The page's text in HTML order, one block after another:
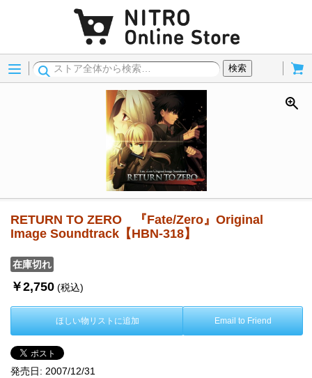
Menu
検索
RETURN TO ZERO 『Fate/Zero』Original
Image Soundtrack【HBN-318】
在庫切れ
￥2,750 (税込)
ほしい物リストに追加 Email to Friend
発売日: 2007/12/31